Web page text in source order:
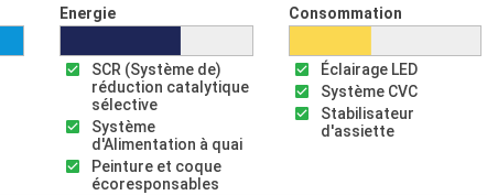
Energie
SCR (Système de)
réduction catalytique
sélective
Système
d'Alimentation à quai
Peinture et coque
écoresponsables
Consommation
Éclairage LED
Système CVC
Stabilisateur
d'assiette